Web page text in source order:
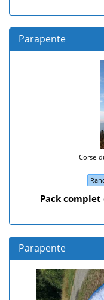
Parapente
Corse-
Pack complet
Parapente